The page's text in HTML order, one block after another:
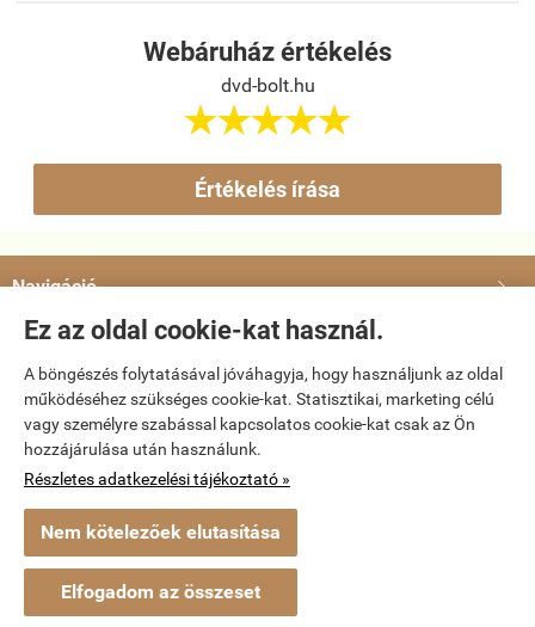
Ez az oldal cookie-kat használ.
A böngészés folytatásával jóváhagyja, hogy használjunk az oldal
működéséhez szükséges cookie-kat. Statisztikai, marketing célú
vagy személyre szabással kapcsolatos cookie-kat csak az Ön
hozzájárulása után használunk.
Részletes adatkezelési tájékoztató »
Nem kötelezőek elutasítása
Elfogadom az összeset
Webáruház értékelés
dvd-bolt.hu

Értékelés írása
Navigáció 
Bemutatkozás
Elérhetőségek
Webáruház készítés